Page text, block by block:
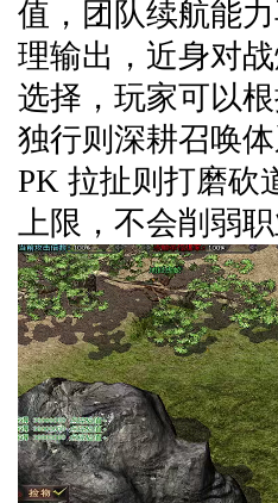
值，团队续航能
理输出，近身对
选择，玩家可以
独行则深耕召唤
PK 拉扯则打磨砍
上限，不会削弱职